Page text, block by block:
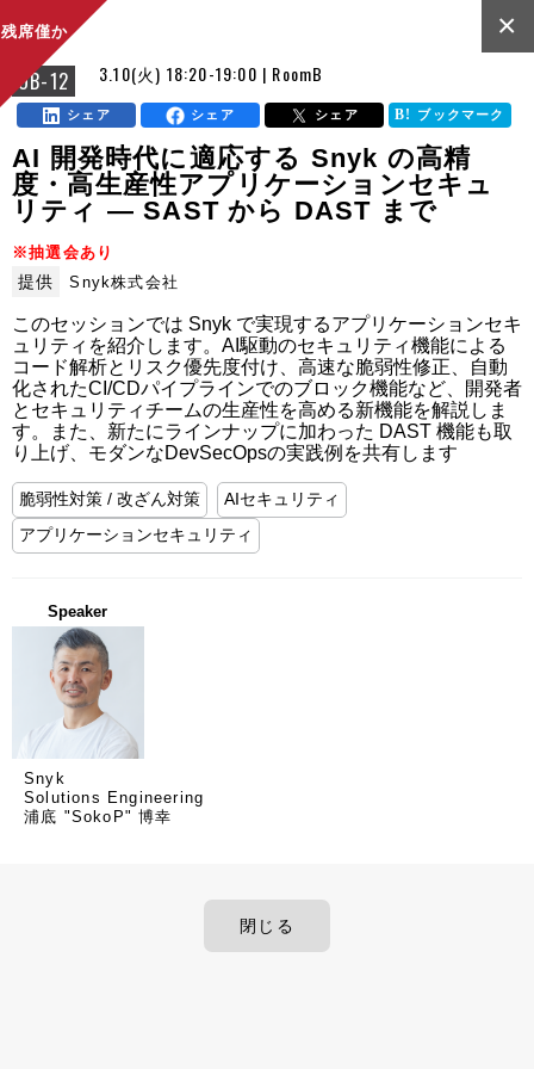
OB-12 3.10(火) 18:20-19:00 | RoomB
×
シェア シェア シェア ブックマーク
残席僅か
AI 開発時代に適応する Snyk の高精
度・高生産性アプリケーションセキュ
リティ ― SAST から DAST まで
※抽選会あり
提供 Snyk株式会社
このセッションでは Snyk で実現するアプリケーションセキ
ュリティを紹介します。AI駆動のセキュリティ機能による
コード解析とリスク優先度付け、高速な脆弱性修正、自動
化されたCI/CDパイプラインでのブロック機能など、開発者
とセキュリティチームの生産性を高める新機能を解説しま
す。また、新たにラインナップに加わった DAST 機能も取
り上げ、モダンなDevSecOpsの実践例を共有します
脆弱性対策 / 改ざん対策
AIセキュリティ
アプリケーションセキュリティ
Speaker
Snyk
Solutions Engineering
浦底 "SokoP" 博幸
閉じる